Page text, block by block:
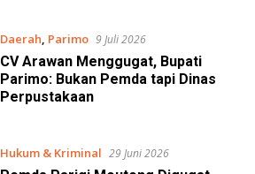
Daerah, Parimo 9 Juli 2026
CV Arawan Menggugat, Bupati
Parimo: Bukan Pemda tapi Dinas
Perpustakaan
Hukum & Kriminal 29 Juni 2026